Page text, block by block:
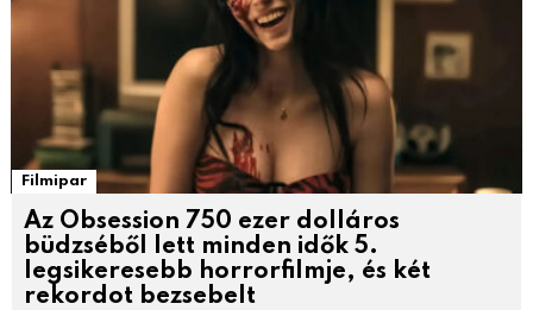
Filmipar
Az Obsession 750 ezer dolláros
büdzséből lett minden idők 5.
legsikeresebb horrorfilmje, és két
rekordot bezsebelt